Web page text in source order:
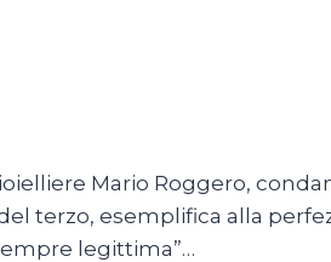
Mario Roggero,
terzo, esemplifica alla
legittima”…